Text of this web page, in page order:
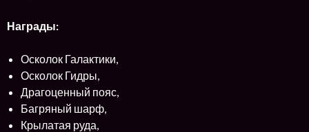
Награды:
Осколок Галактики,
Осколок Гидры,
Драгоценный пояс,
Багряный шарф,
Крылатая руда,